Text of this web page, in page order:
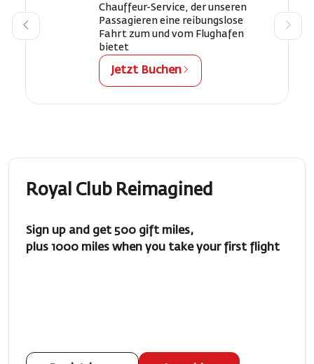
Chauffeur-Service, der unseren
Passagieren eine reibungslose
Fahrt zum und vom Flughafen
bietet
Jetzt Buchen
Royal Club Reimagined
Sign up and get 500 gift miles,
plus 1000 miles when you take your first flight